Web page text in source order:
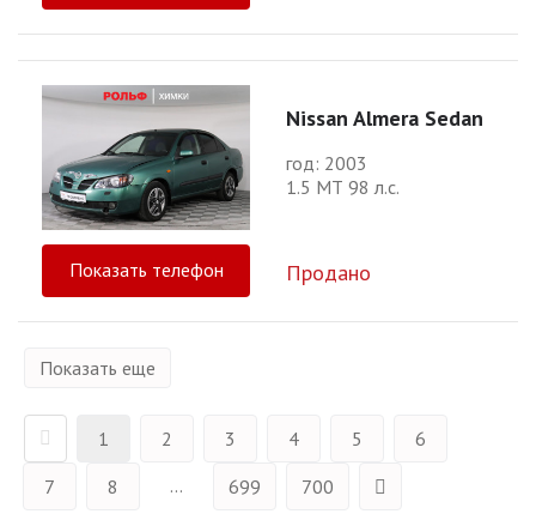
Nissan Almera Sedan
год: 2003
1.5 МТ 98 л.с.
Показать телефон Продано
Показать еще
1 2 3 4 5
6
7
8 ... 699 700